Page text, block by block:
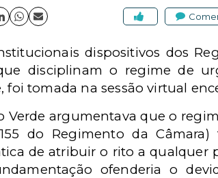
dispositivos dos
disciplinam o regime de
foi tomada na sessão virtual
Verde argumentava que o
do Regimento da
de atribuir o rito a qualquer
ofenderia o